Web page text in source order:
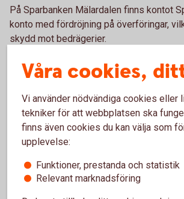
På Sparbanken Mälardalen finns kontot
konto med fördröjning på överföringar,
skydd mot bedrägerier.
– Sparkonto Plus* har tre dagars
överföringen. Du kan enkelt stoppa
fria uttag från kontot och du kan bara föra
dina andra konton i banken, säger
Läs mer om Sparkonto Plus
Ring och anmäl
Våra cookies,
Vi använder nödvändiga cookies eller
tekniker för att webbplatsen ska
finns även cookies du kan välja som
upplevelse:
Funktioner, prestanda och statistik
Relevant marknadsföring